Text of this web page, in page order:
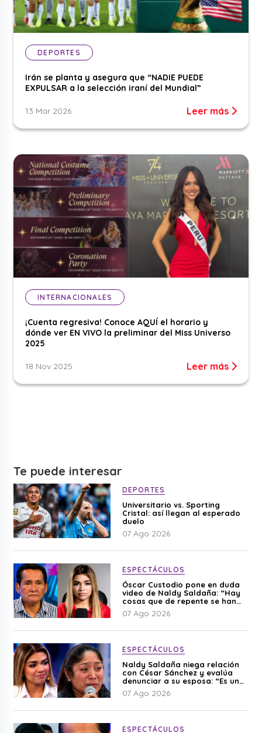
DEPORTES
Irán se planta y asegura que “NADIE PUEDE
EXPULSAR a la selección iraní del Mundial”
13 Mar 2026 Leer más
INTERNACIONALES
¡Cuenta regresiva! Conoce AQUÍ el horario y
dónde ver EN VIVO la preliminar del Miss Universo
2025
18 Nov 2025 Leer más
Te puede interesar
DEPORTES
Universitario vs. Sporting
Cristal: así llegan al esperado
duelo
07 Ago 2026
ESPECTÁCULOS
Óscar Custodio pone en duda
video de Naldy Saldaña: “Hay
cosas que de repente se han
editado”
07 Ago 2026
ESPECTÁCULOS
Naldy Saldaña niega relación
con César Sánchez y evalúa
denunciar a su esposa: “Es una
difamación”
07 Ago 2026
ESPECTÁCULOS